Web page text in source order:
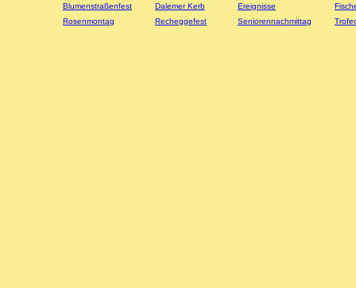
Blumenstraßenfest Dalemer Kerb Ereignisse
Rosenmontag
Recheggefest Seniorennachmittag